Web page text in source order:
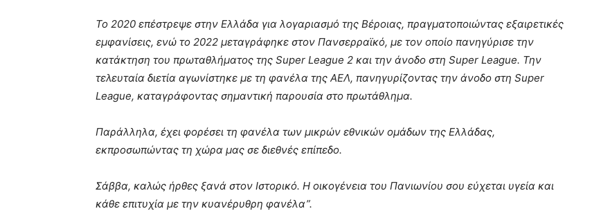
Το 2020 επέστρεψε στην Ελλάδα για λογαριασμό της Βέροιας, πραγματοποιώντας εξαιρετικές
εμφανίσεις, ενώ το 2022 μεταγράφηκε στον Πανσερραϊκό, με τον οποίο πανηγύρισε την
κατάκτηση του πρωταθλήματος της Super League 2 και την άνοδο στη Super League. Την
τελευταία διετία αγωνίστηκε με τη φανέλα της ΑΕΛ, πανηγυρίζοντας την άνοδο στη Super
League, καταγράφοντας σημαντική παρουσία στο πρωτάθλημα.
Παράλληλα, έχει φορέσει τη φανέλα των μικρών εθνικών ομάδων της Ελλάδας,
εκπροσωπώντας τη χώρα μας σε διεθνές επίπεδο.
Σάββα, καλώς ήρθες ξανά στον Ιστορικό. Η οικογένεια του Πανιωνίου σου εύχεται υγεία και
κάθε επιτυχία με την κυανέρυθρη φανέλα”.